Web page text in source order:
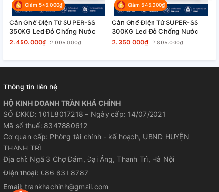
⚙️ THÔNG SỐ KỸ THUẬT
– Model: HMP9
– Tải trọng tối đa: 100kg
– Mâm cân: 100kg (30x40)cm. (Mâm cân
INOX)
– Kích thước cân : 100kg (40x30x38)cm.
Giảm 545.000₫
Cân Ghế Điện Tử SUPER-SS
350KG Led Đỏ Chống Nước
2.450.000₫ 2.995.000₫
Giảm 545.000₫
Cân Ghế Điện Tử SUPER-SS
300KG Led Đỏ Chống Nước
2.350.000₫ 2.895.000₫
Thông tin liên hệ
HỘ KINH DOANH TRẦN KHẢ CHÍNH
SỐ ĐKKD: 101L8017218 – Ngày cấp: 14/07/2021
Mã số thuế: 8347880612
Cơ quan cấp: Phòng tài chính - kế hoạch, UBND HUYỆN
THANH TRÌ
Địa chỉ: Ngã 3 Chợ Đám, Đại Áng, Thanh Trì, Hà Nội
Điện thoại: 086 831 8787
Email: trankhachinh@gmail.com